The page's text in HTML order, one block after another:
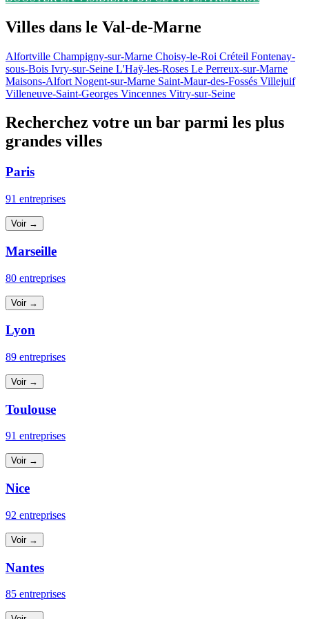
Villes dans le Val-de-Marne
Alfortville Champigny-sur-Marne Choisy-le-Roi Créteil Fontenay-
sous-Bois Ivry-sur-Seine L'Haÿ-les-Roses Le Perreux-sur-Marne
Maisons-Alfort Nogent-sur-Marne Saint-Maur-des-Fossés Villejuif
Villeneuve-Saint-Georges Vincennes Vitry-sur-Seine
Recherchez votre un bar parmi les plus
grandes villes
Paris
91 entreprises
Voir →
Marseille
80 entreprises
Voir →
Lyon
89 entreprises
Voir →
Toulouse
91 entreprises
Voir →
Nice
92 entreprises
Voir →
Nantes
85 entreprises